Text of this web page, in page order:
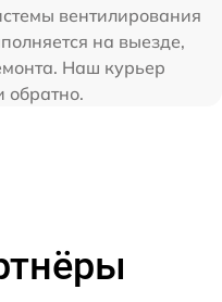
вентилирования
на выезде,
Наш курьер
обратно.